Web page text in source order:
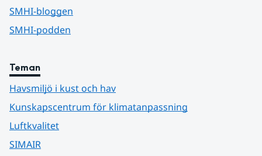
SMHI-bloggen
SMHI-podden
Teman
Havsmiljö i kust och hav
Kunskapscentrum för klimatanpassning
Luftkvalitet
SIMAIR